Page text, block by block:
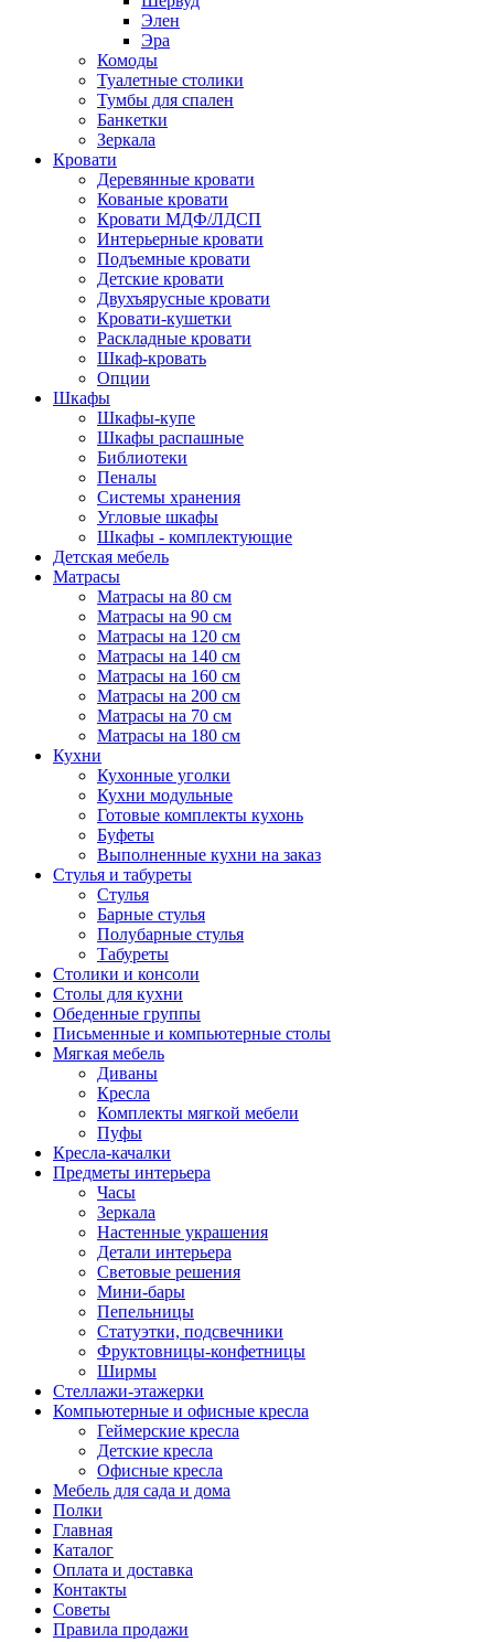
Элен
Эра
Комоды
Туалетные столики
Тумбы для спален
Банкетки
Зеркала
Кровати
Деревянные кровати
Кованые кровати
Кровати МДФ/ЛДСП
Интерьерные кровати
Подъемные кровати
Детские кровати
Двухъярусные кровати
Кровати-кушетки
Раскладные кровати
Шкаф-кровать
Опции
Шкафы
Шкафы-купе
Шкафы распашные
Библиотеки
Пеналы
Системы хранения
Угловые шкафы
Шкафы - комплектующие
Детская мебель
Матрасы
Матрасы на 80 см
Матрасы на 90 см
Матрасы на 120 см
Матрасы на 140 см
Матрасы на 160 см
Матрасы на 200 см
Матрасы на 70 см
Матрасы на 180 см
Кухни
Кухонные уголки
Кухни модульные
Готовые комплекты кухонь
Буфеты
Выполненные кухни на заказ
Стулья и табуреты
Стулья
Барные стулья
Полубарные стулья
Табуреты
Столики и консоли
Столы для кухни
Обеденные группы
Письменные и компьютерные столы
Мягкая мебель
Диваны
Кресла
Комплекты мягкой мебели
Пуфы
Кресла-качалки
Предметы интерьера
Часы
Зеркала
Настенные украшения
Детали интерьера
Световые решения
Мини-бары
Пепельницы
Статуэтки, подсвечники
Фруктовницы-конфетницы
Ширмы
Стеллажи-этажерки
Компьютерные и офисные кресла
Геймерские кресла
Детские кресла
Офисные кресла
Мебель для сада и дома
Полки
Главная
Каталог
Оплата и доставка
Контакты
Советы
Правила продажи